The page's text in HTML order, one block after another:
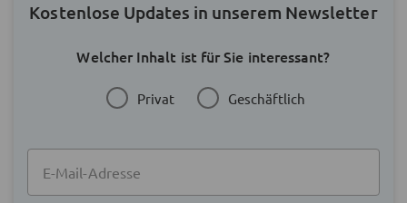
Kostenlose Updates in unserem Newsletter
Welcher Inhalt ist für Sie interessant?
Privat Geschäftlich